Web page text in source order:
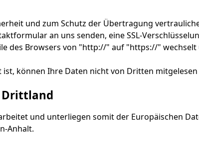
und zum Schutz der Übertragung
an uns senden, eine SSL-
des Browsers von "http://" auf "https://"
ist, können Ihre Daten nicht von Dritten
und unterliegen somit der Europäischen
Anhalt.